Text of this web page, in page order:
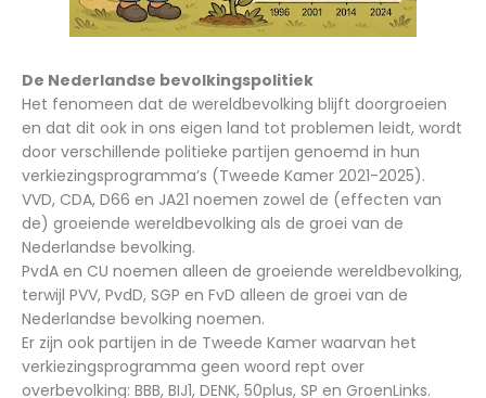
De Nederlandse bevolkingspolitiek
Het fenomeen dat de wereldbevolking blijft doorgroeien
en dat dit ook in ons eigen land tot problemen leidt, wordt
door verschillende politieke partijen genoemd in hun
verkiezingsprogramma’s (Tweede Kamer 2021-2025).
VVD, CDA, D66 en JA21 noemen zowel de (effecten van
de) groeiende wereldbevolking als de groei van de
Nederlandse bevolking.
PvdA en CU noemen alleen de groeiende wereldbevolking,
terwijl PVV, PvdD, SGP en FvD alleen de groei van de
Nederlandse bevolking noemen.
Er zijn ook partijen in de Tweede Kamer waarvan het
verkiezingsprogramma geen woord rept over
overbevolking: BBB, BIJ1, DENK, 50plus, SP en GroenLinks.